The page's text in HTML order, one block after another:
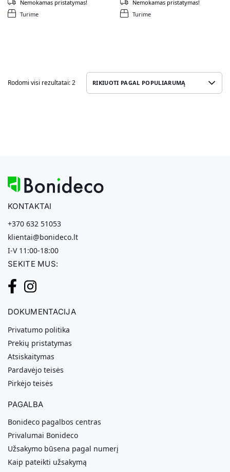
Turime
Nemokamas pristatymas!
Turime
Nemokamas pristatymas!
Rodomi visi rezultatai: 2
KONTAKTAI
+370 632 51053
klientai@bonideco.lt
I-V 11:00-18:00
SEKITE MUS:
DOKUMENTACIJA
Privatumo politika
Prekių pristatymas
Atsiskaitymas
Pardavėjo teisės
Pirkėjo teisės
PAGALBA
Bonideco pagalbos centras
Privalumai Bonideco
Užsakymo būsena pagal numerį
Kaip pateikti užsakymą